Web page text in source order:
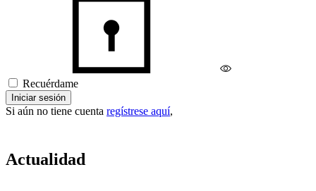
Recuérdame
Iniciar sesión
Si aún no tiene cuenta regístrese aquí,
Actualidad